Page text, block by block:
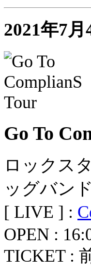
2021年7月
Go To
ロックス
ッグバンド
[ LIVE ] :
OPEN :
TICKET :